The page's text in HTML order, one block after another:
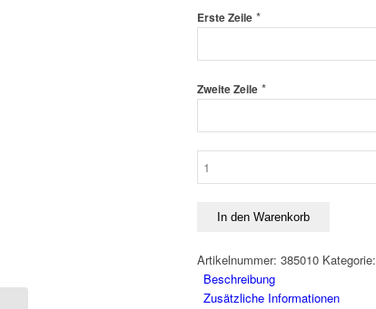
Erste Zeile *
Zweite Zeile *
In den Warenkorb
Artikelnummer: 385010 Kategorie:
Beschreibung
Zusätzliche Informationen